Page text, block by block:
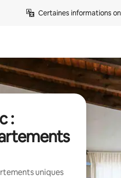
Certaines informations
:
uniques